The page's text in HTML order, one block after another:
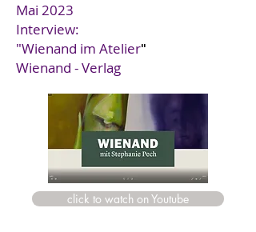
Mai 2023
Interview:
"Wienand im Atelier"
Wienand - Verlag
click to watch on Youtube